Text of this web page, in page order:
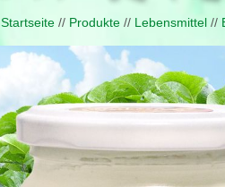
Startseite // Produkte // Lebensmittel //